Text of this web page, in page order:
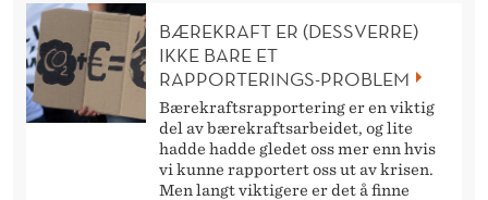
BÆREKRAFT ER (DESSVERRE)
IKKE BARE ET
RAPPORTERINGS-PROBLEM
Bærekraftsrapportering er en viktig
del av bærekraftsarbeidet, og lite
hadde hadde gledet oss mer enn hvis
vi kunne rapportert oss ut av krisen.
Men langt viktigere er det å finne